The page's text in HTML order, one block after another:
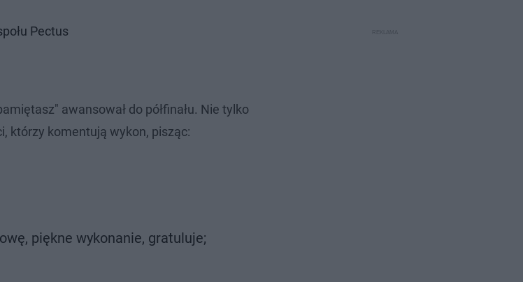
Pectus
awansował do półfinału. Nie tylko
którzy komentują wykon, pisząc:
piękne wykonanie, gratuluje;